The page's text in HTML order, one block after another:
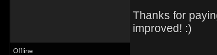
Thanks for
improved! :)
Offline